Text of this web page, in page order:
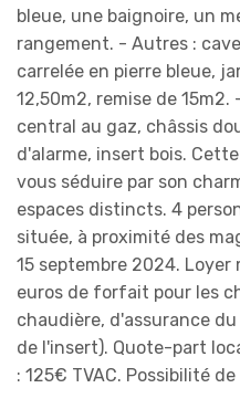
bleue, une baignoire, un
rangement. - Autres :
carrelée en pierre bleue,
12,50m2, remise de
central au gaz, châssis
d'alarme, insert bois.
vous séduire par son
espaces distincts. 4
située, à proximité des
15 septembre 2024.
euros de forfait pour les
chaudière, d'assurance
de l'insert). Quote-part
: 125€ TVAC. Possibilité